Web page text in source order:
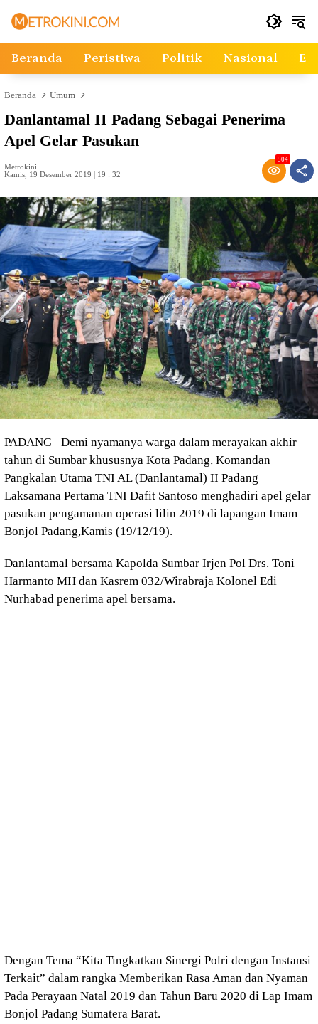
Beranda Peristiwa Politik Nasional
Beranda Umum
Danlantamal II Padang Sebagai Penerima
Apel Gelar Pasukan
Metrokini
Kamis, 19 Desember 2019 | 19 : 32
504
PADANG –Demi nyamanya warga dalam merayakan akhir
tahun di Sumbar khususnya Kota Padang, Komandan
Pangkalan Utama TNI AL (Danlantamal) II Padang
Laksamana Pertama TNI Dafit Santoso menghadiri apel gelar
pasukan pengamanan operasi lilin 2019 di lapangan Imam
Bonjol Padang,Kamis (19/12/19).
Danlantamal bersama Kapolda Sumbar Irjen Pol Drs. Toni
Harmanto MH dan Kasrem 032/Wirabraja Kolonel Edi
Nurhabad penerima apel bersama.
Dengan Tema “Kita Tingkatkan Sinergi Polri dengan Instansi
Terkait” dalam rangka Memberikan Rasa Aman dan Nyaman
Pada Perayaan Natal 2019 dan Tahun Baru 2020 di Lap Imam
Bonjol Padang Sumatera Barat.